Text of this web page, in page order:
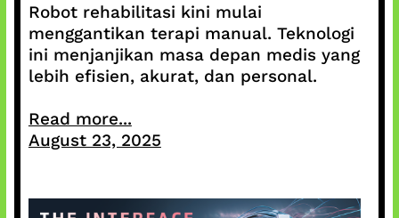
Robot rehabilitasi kini mulai
menggantikan terapi manual. Teknologi
ini menjanjikan masa depan medis yang
lebih efisien, akurat, dan personal.
Read more...
August 23, 2025